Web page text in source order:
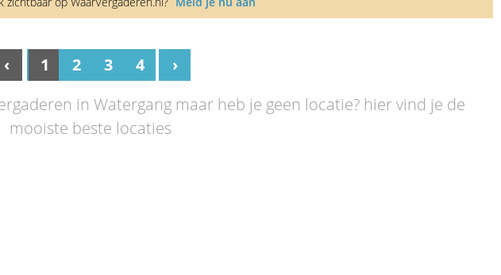
‹ 1 2 3 4
›
in Watergang maar heb je geen locatie? hier vind je de
mooiste beste locaties